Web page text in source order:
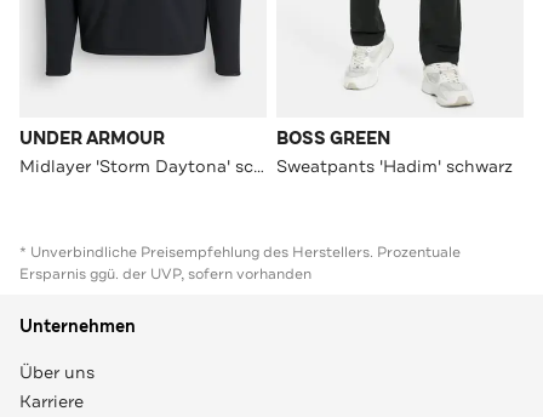
UNDER ARMOUR
Midlayer 'Storm Daytona' schwarz
BOSS GREEN
Sweatpants 'Hadim' schwarz
* Unverbindliche Preisempfehlung des Herstellers. Prozentuale
Ersparnis ggü. der UVP, sofern vorhanden
Unternehmen
Über uns
Karriere